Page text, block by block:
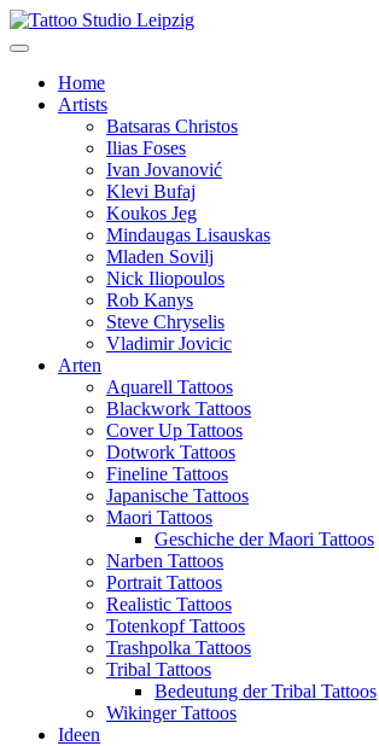
Home
Artists
Batsaras Christos
Ilias Foses
Ivan Jovanović
Klevi Bufaj
Koukos Jeg
Mindaugas Lisauskas
Mladen Sovilj
Nick Iliopoulos
Rob Kanys
Steve Chryselis
Vladimir Jovicic
Arten
Aquarell Tattoos
Blackwork Tattoos
Cover Up Tattoos
Dotwork Tattoos
Fineline Tattoos
Japanische Tattoos
Maori Tattoos
Geschiche der Maori Tattoos
Narben Tattoos
Portrait Tattoos
Realistic Tattoos
Totenkopf Tattoos
Trashpolka Tattoos
Tribal Tattoos
Bedeutung der Tribal Tattoos
Wikinger Tattoos
Ideen